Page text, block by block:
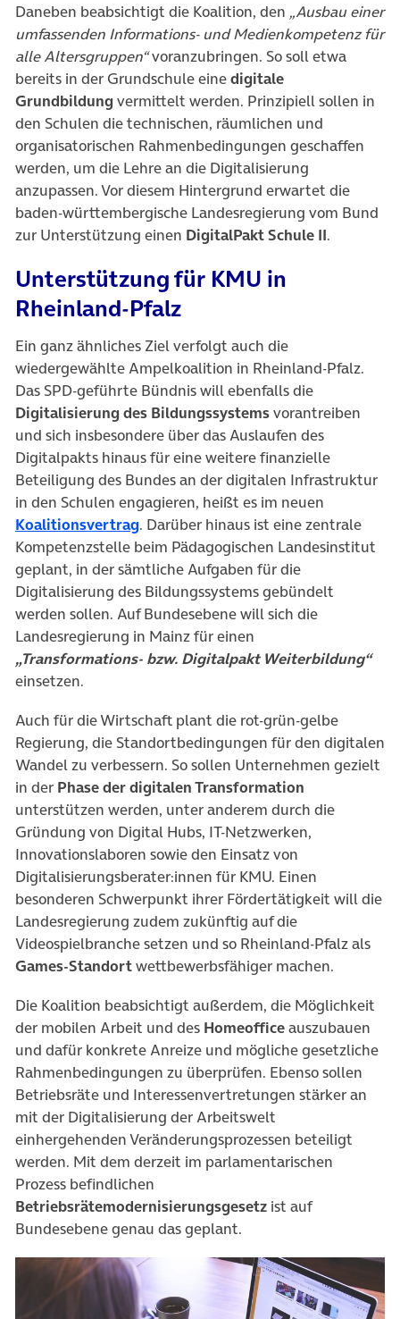
Daneben beabsichtigt die Koalition, den „Ausbau einer
umfassenden Informations- und Medienkompetenz für
alle Altersgruppen“voranzubringen. So soll etwa
bereits in der Grundschule einedigitale
Grundbildung vermittelt werden. Prinzipiell sollen in
den Schulen die technischen, räumlichen und
organisatorischen Rahmenbedingungen geschaffen
werden, um die Lehre an die Digitalisierung
anzupassen. Vor diesem Hintergrund erwartet die
baden-württembergische Landesregierung vom Bund
zur Unterstützung einen DigitalPakt Schule II.
Unterstützung für KMU in
Rheinland-Pfalz
Ein ganz ähnliches Ziel verfolgt auch die
wiedergewählte Ampelkoalition in Rheinland-Pfalz.
Das SPD-geführte Bündnis will ebenfalls die
Digitalisierung des Bildungssystemsvorantreiben
und sich insbesondere über das Auslaufen des
Digitalpakts hinaus für eine weitere finanzielle
Beteiligung des Bundes an der digitalen Infrastruktur
in den Schulen engagieren, heißt es im neuen
Koalitionsvertrag(öffnet in neuem Tab)
. Darüber hinaus ist eine zentrale
Kompetenzstelle beim Pädagogischen Landesinstitut
geplant, in der sämtliche Aufgaben für die
Digitalisierung des Bildungssystems gebündelt
werden sollen. Auf Bundesebene will sich die
Landesregierung in Mainz für einen
„Transformations- bzw. Digitalpakt Weiterbildung“
einsetzen.
Auch für die Wirtschaft plant die rot-grün-gelbe
Regierung, die Standortbedingungen für den digitalen
Wandel zu verbessern. So sollen Unternehmen gezielt
in der Phase der digitalen Transformation
unterstützen werden, unter anderem durch die
Gründung von Digital Hubs, IT-Netzwerken,
Innovationslaboren sowie den Einsatz von
Digitalisierungsberater:innen für KMU. Einen
besonderen Schwerpunkt ihrer Fördertätigkeit will die
Landesregierung zudem zukünftig auf die
Videospielbranche setzen und so Rheinland-Pfalz als
Games-Standortwettbewerbsfähiger machen.
Die Koalition beabsichtigt außerdem, die Möglichkeit
der mobilen Arbeit und des Homeofficeauszubauen
und dafür konkrete Anreize und mögliche gesetzliche
Rahmenbedingungen zu überprüfen. Ebenso sollen
Betriebsräte und Interessenvertretungen stärker an
mit der Digitalisierung der Arbeitswelt
einhergehenden Veränderungsprozessen beteiligt
werden. Mit dem derzeit im parlamentarischen
Prozess befindlichen
Betriebsrätemodernisierungsgesetz ist auf
Bundesebene genau das geplant.